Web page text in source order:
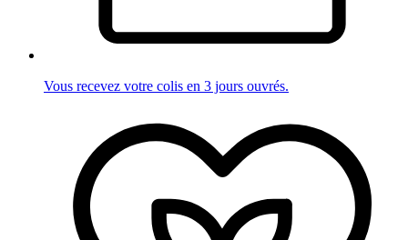
Vous recevez votre colis en 3 jours ouvrés.